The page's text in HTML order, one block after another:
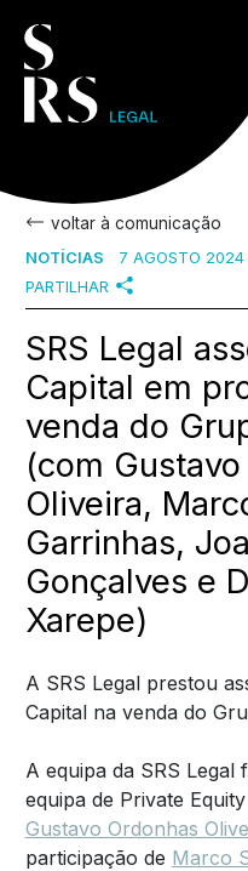
voltar à comunicação
NOTÍCIAS
7 AGOSTO 2024
PARTILHAR
SRS Legal
Capital em
venda do
(com
Oliveira,
Garrinhas,
Gonçalves e
Xarepe)
A SRS Legal prestou
Capital na venda do
A equipa da SRS Legal
equipa de Private
Gustavo Ordonhas
participação de Marco